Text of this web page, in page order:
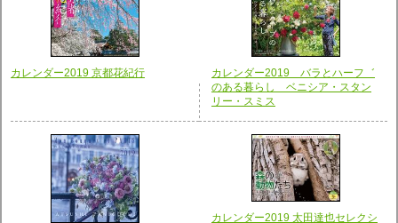
カレンダー2019 京都花紀行
カレンダー2019 バラとハーフ゛
のある暮らし ベニシア・スタン
リー・スミス
カレンダー2019 太田達也セレクシ